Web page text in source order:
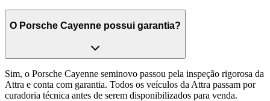
O Porsche Cayenne possui garantia?
Sim, o Porsche Cayenne seminovo passou pela inspeção rigorosa da
Attra e conta com garantia. Todos os veículos da Attra passam por
curadoria técnica antes de serem disponibilizados para venda.